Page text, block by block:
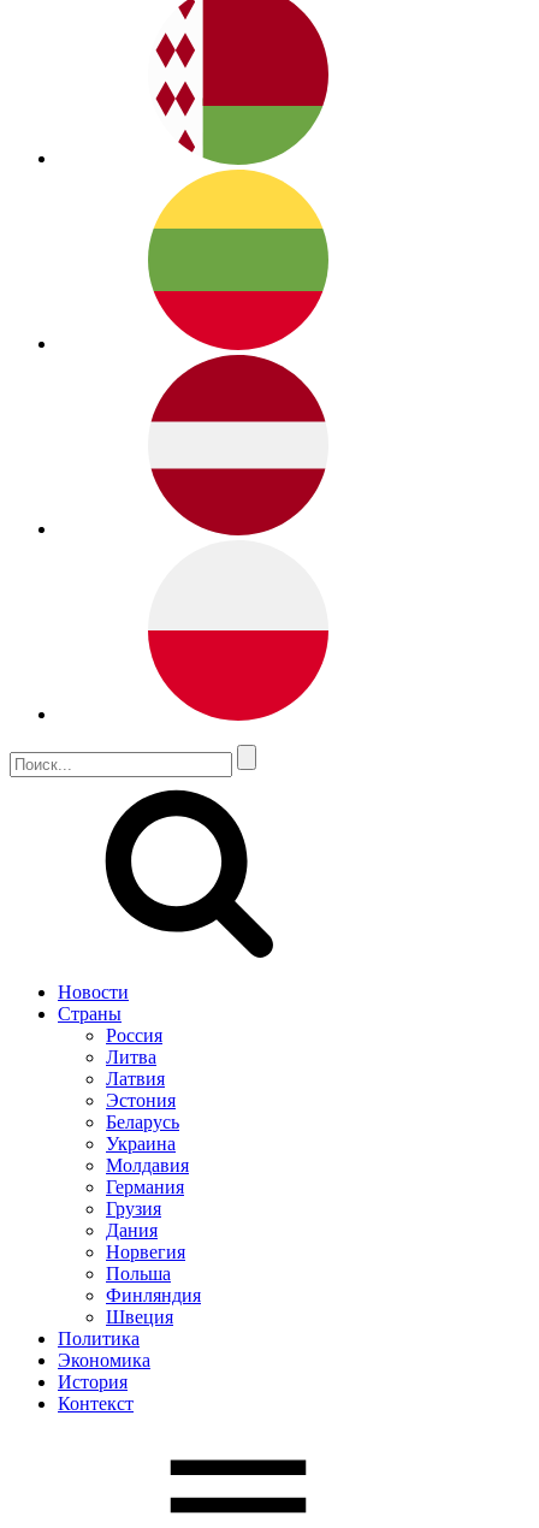
Новости
Страны
Россия
Литва
Латвия
Эстония
Беларусь
Украина
Молдавия
Германия
Грузия
Дания
Норвегия
Польша
Финляндия
Швеция
Политика
Экономика
История
Контекст